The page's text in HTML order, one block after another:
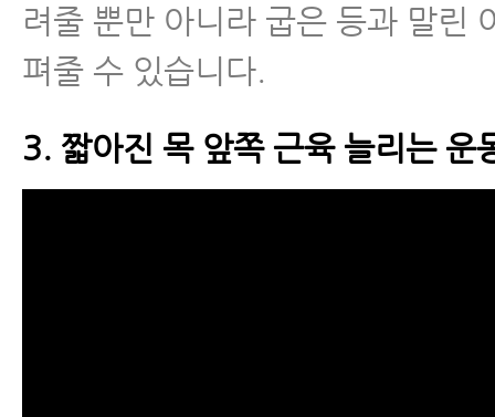
려줄 뿐만 아니라 굽은 등과 말린
펴줄 수 있습니다.
3. 짧아진 목 앞쪽 근육 늘리는 운